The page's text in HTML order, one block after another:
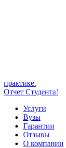
практике.
Отчет Студента!
Услуги
Вузы
Гарантии
Отзывы
О компании